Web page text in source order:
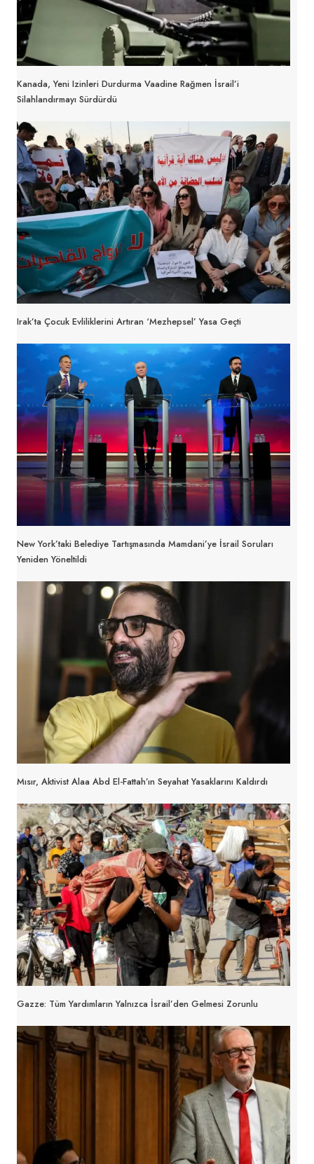
Kanada, Yeni Izinleri Durdurma Vaadine Rağmen İsrail’i
Silahlandırmayı Sürdürdü
Irak’ta Çocuk Evliliklerini Artıran ‘Mezhepsel’ Yasa Geçti
New York’taki Belediye Tartışmasında Mamdani’ye İsrail Soruları
Yeniden Yöneltildi
Mısır, Aktivist Alaa Abd El-Fattah’ın Seyahat Yasaklarını Kaldırdı
Gazze: Tüm Yardımların Yalnızca İsrail’den Gelmesi Zorunlu